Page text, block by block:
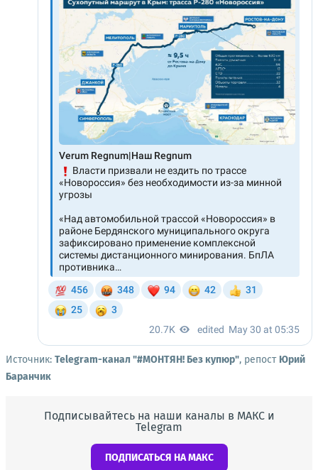
Источник: Telegram-канал "#МОНТЯН! Без купюр", репост Юрий
Баранчик
Подписывайтесь на наши каналы в МАКС и
Telegram
ПОДПИСАТЬСЯ НА МАКС